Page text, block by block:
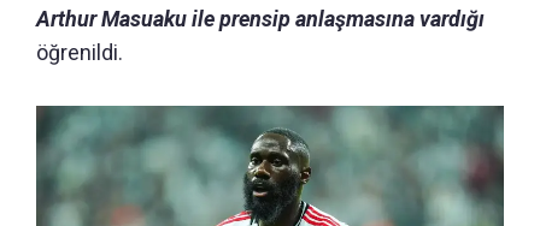
Arthur Masuaku ile prensip anlaşmasına vardığı
öğrenildi.